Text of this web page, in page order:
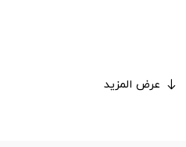
عرض المزيد